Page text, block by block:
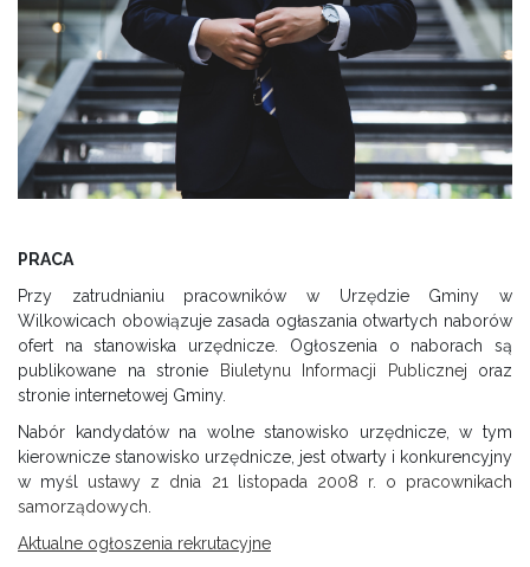
PRACA
Przy zatrudnianiu pracowników w Urzędzie Gminy w
Wilkowicach obowiązuje zasada ogłaszania otwartych naborów
ofert na stanowiska urzędnicze. Ogłoszenia o naborach są
publikowane na stronie
Biuletynu Informacji Publicznej oraz
stronie internetowej Gminy.
Nabór kandydatów na wolne stanowisko urzędnicze, w tym
kierownicze stanowisko urzędnicze, jest otwarty i konkurencyjny
w myśl ustawy z dnia 21 listopada 2008 r. o pracownikach
samorządowych
Aktualne ogłoszenia rekrutacyjne